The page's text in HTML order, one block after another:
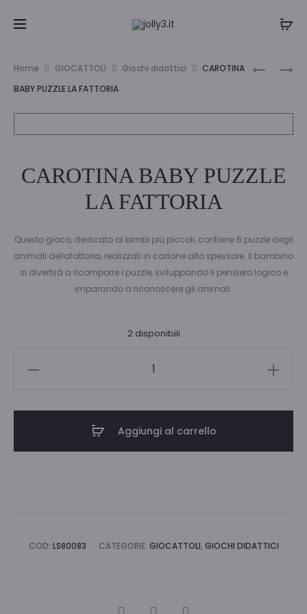
i
IL
BOSCO
LA
SCIENZA
BUIO
Home GIOCATTOLI Giochi didattici
CAROTINA
BABY PUZZLE LA FATTORIA
CAROTINA BABY PUZZLE
LA FATTORIA
Questo gioco, dedicato ai bimbi più piccoli, contiene 6 puzzle degli
animali dellafattoria, realizzati in cartone alto spessore. Il bambino
si divertirà a ricomporre i puzzle, sviluppando il pensiero logico e
imparando a riconoscere gli animali.
2 disponibili
Aggiungi al carrello
COD: LS80083 CATEGORIE: GIOCATTOLI, GIOCHI DIDATTICI
CONDIVIDI